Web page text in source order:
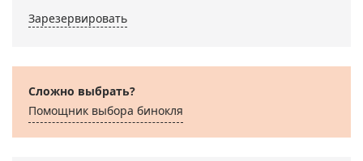
Зарезервировать
Сложно выбрать?
Помощник выбора бинокля